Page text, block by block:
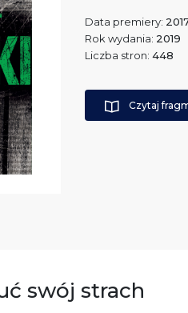
Data premiery:
Rok wydania: 2019
Liczba stron: 448
Czytaj
swój strach